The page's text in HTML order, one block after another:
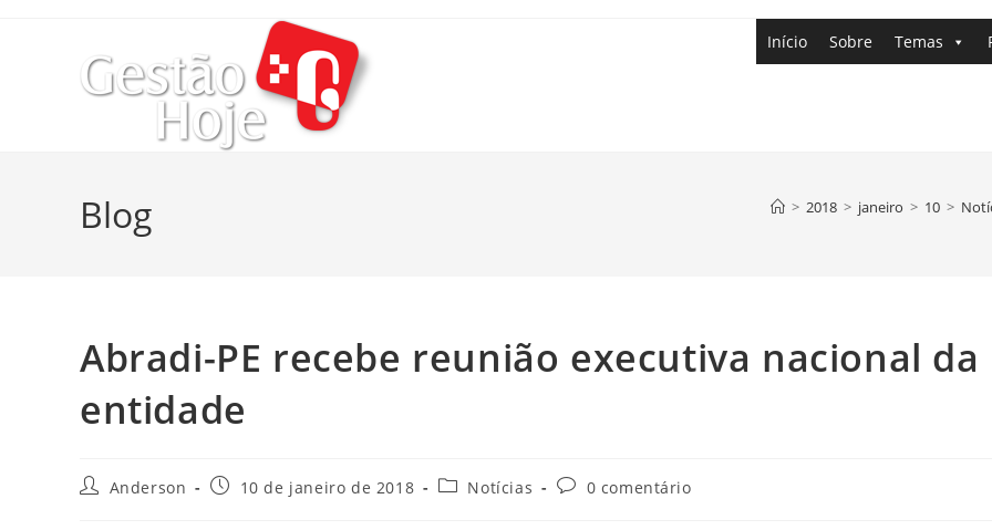
Início Sobre Temas
Blog > 2018 > janeiro > 10 >
Abradi-PE recebe reunião executiva nacional da
entidade
Anderson 10 de janeiro de 2018 Notícias 0 comentário